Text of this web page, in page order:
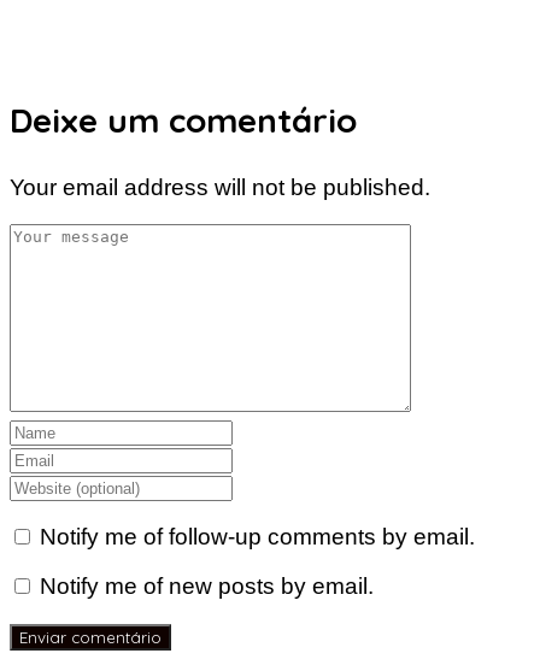
Deixe um comentário
Your email address will not be published.
Notify me of follow-up comments by email.
Notify me of new posts by email.